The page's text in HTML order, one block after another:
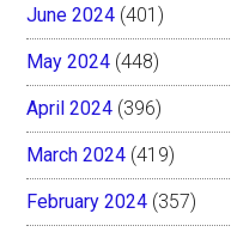
June 2024 (401)
May 2024 (448)
April 2024 (396)
March 2024 (419)
February 2024 (357)